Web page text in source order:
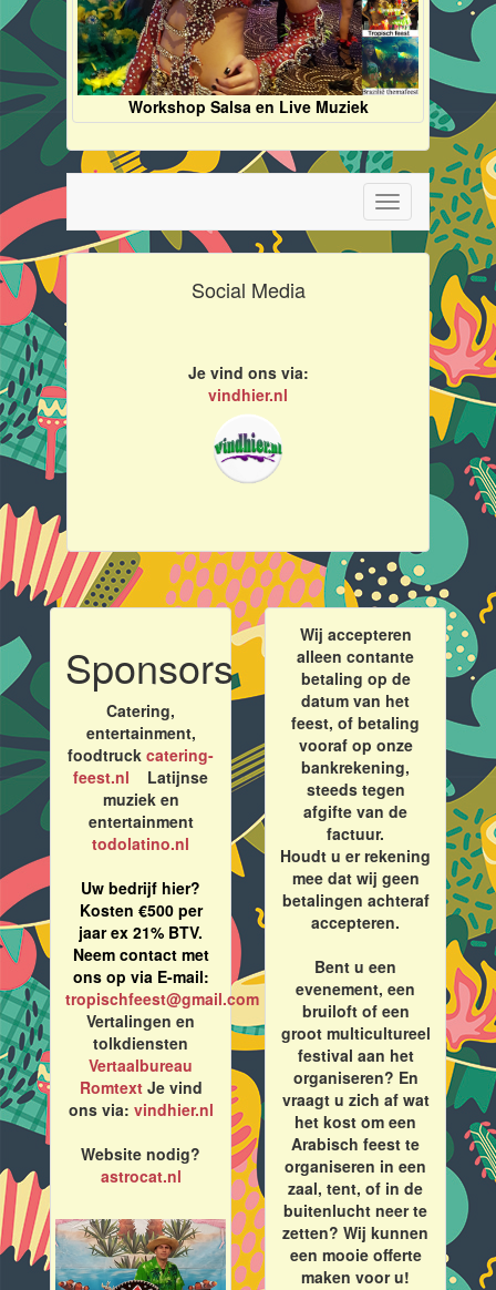
Workshop Salsa en Live Muziek
Toggle
navigation
Social Media
Je vind ons via:
vindhier.nl
Sponsors
Catering,
entertainment,
foodtruck catering-
feest.nl Latijnse
muziek en
entertainment
todolatino.nl
Uw bedrijf hier?
Kosten €500 per
jaar ex 21% BTV.
Neem contact met
ons op via E-mail:
tropischfeest@gmail.com
Vertalingen en
tolkdiensten
Vertaalbureau
RomtextJe vind
ons via: vindhier.nl
Website nodig?
astrocat.nl
Wij accepteren
alleen contante
betaling op de
datum van het
feest, of betaling
vooraf op onze
bankrekening,
steeds tegen
afgifte van de
factuur.
Houdt u er rekening
mee dat wij geen
betalingen achteraf
accepteren.
Bent u een
evenement, een
bruiloft of een
groot multicultureel
festival aan het
organiseren? En
vraagt u zich af wat
het kost om een
Arabisch feest te
organiseren in een
zaal, tent, of in de
buitenlucht neer te
zetten? Wij kunnen
een mooie offerte
maken voor u!